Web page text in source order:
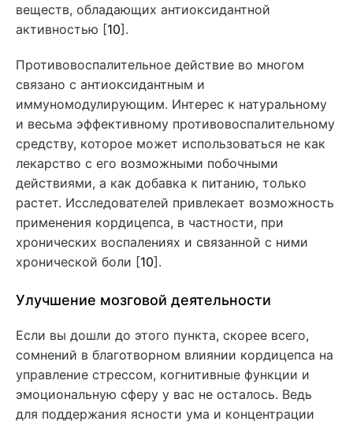
веществ, обладающих антиоксидантной
активностью [10].
Противовоспалительное действие во многом
связано с антиоксидантным и
иммуномодулирующим. Интерес к натуральному
и весьма эффективному противовоспалительному
средству, которое может использоваться не как
лекарство с его возможными побочными
действиями, а как добавка к питанию, только
растет. Исследователей привлекает возможность
применения кордицепса, в частности, при
хронических воспалениях и связанной с ними
хронической боли [10].
Улучшение мозговой деятельности
Если вы дошли до этого пункта, скорее всего,
сомнений в благотворном влиянии кордицепса на
управление стрессом, когнитивные функции и
эмоциональную сферу у вас не осталось. Ведь
для поддержания ясности ума и концентрации